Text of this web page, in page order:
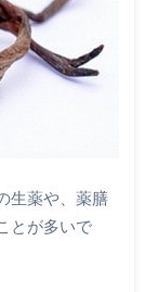
生薬や、薬膳
とが多いで